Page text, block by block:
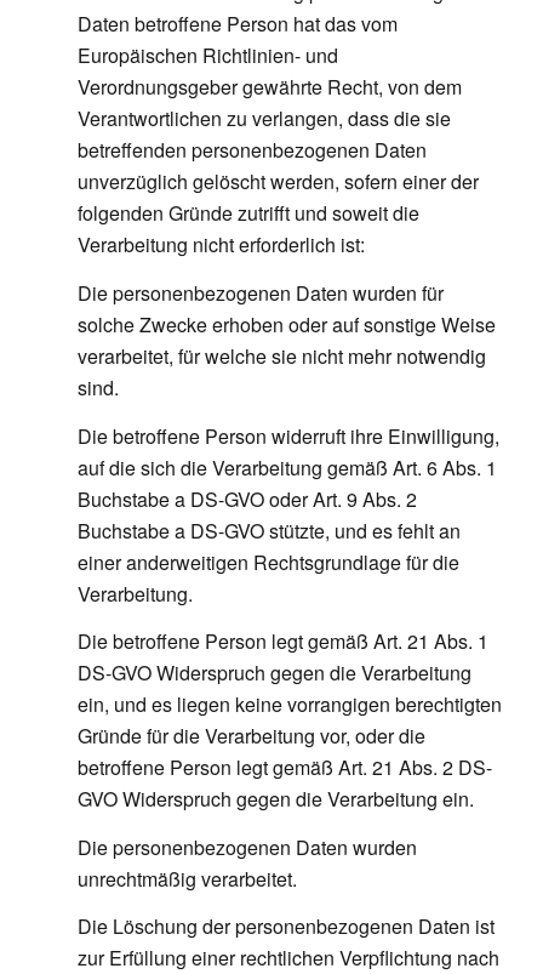
Daten betroffene Person hat das vom
Europäischen Richtlinien- und
Verordnungsgeber gewährte Recht, von dem
Verantwortlichen zu verlangen, dass die sie
betreffenden personenbezogenen Daten
unverzüglich gelöscht werden, sofern einer der
folgenden Gründe zutrifft und soweit die
Verarbeitung nicht erforderlich ist:
Die personenbezogenen Daten wurden für
solche Zwecke erhoben oder auf sonstige Weise
verarbeitet, für welche sie nicht mehr notwendig
sind.
Die betroffene Person widerruft ihre Einwilligung,
auf die sich die Verarbeitung gemäß Art. 6 Abs. 1
Buchstabe a DS-GVO oder Art. 9 Abs. 2
Buchstabe a DS-GVO stützte, und es fehlt an
einer anderweitigen Rechtsgrundlage für die
Verarbeitung.
Die betroffene Person legt gemäß Art. 21 Abs. 1
DS-GVO Widerspruch gegen die Verarbeitung
ein, und es liegen keine vorrangigen berechtigten
Gründe für die Verarbeitung vor, oder die
betroffene Person legt gemäß Art. 21 Abs. 2 DS-
GVO Widerspruch gegen die Verarbeitung ein.
Die personenbezogenen Daten wurden
unrechtmäßig verarbeitet.
Die Löschung der personenbezogenen Daten ist
zur Erfüllung einer rechtlichen Verpflichtung nach